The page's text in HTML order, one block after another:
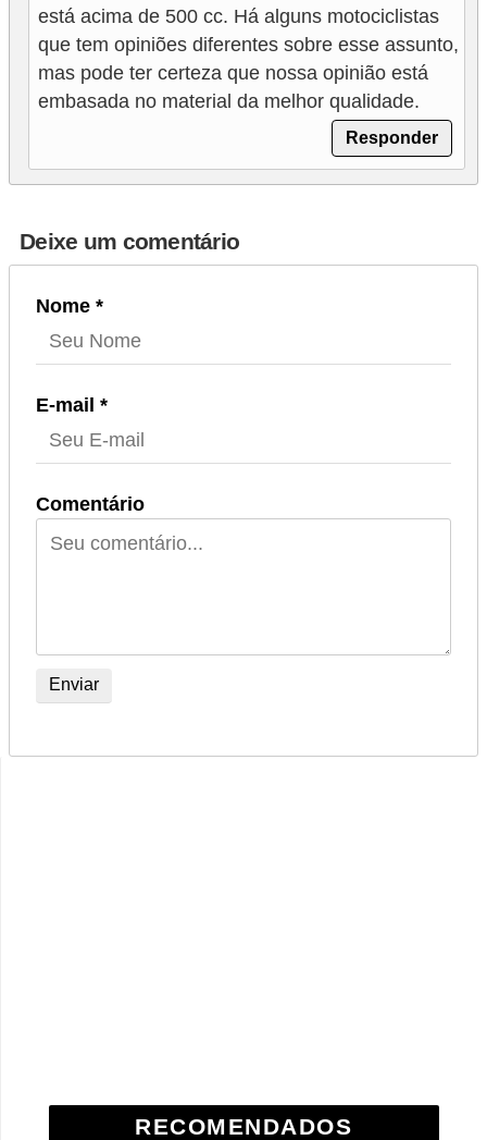
está acima de 500 cc. Há alguns motociclistas
que tem opiniões diferentes sobre esse assunto,
mas pode ter certeza que nossa opinião está
embasada no material da melhor qualidade.
Responder
Deixe um comentário
Nome *
E-mail *
Comentário
RECOMENDADOS